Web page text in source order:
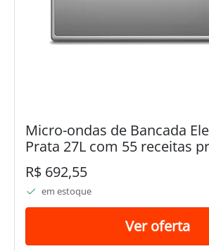
Micro-ondas de Bancada
Prata 27L com 55 receitas
programadas no Menu
220v
R$ 692,55
em estoque
Ver oferta